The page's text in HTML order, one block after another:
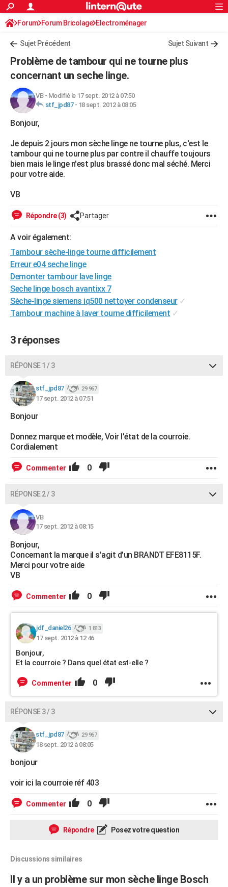
ACTUALITÉS
Politique
Société
Faits Divers
Education
Monde
Villes
+
FINANCE
Retraite
Impôts
Epargne
Immobilier
Risques naturels par ville
Banque
Assurance
Crédit
AUTO
Essais
Réserver un essai
Citadines
Berlines
SUV
Forum auto
HIGH-TECH
Forum
Aménagement intérieur
Extérieur
Cuisine
Salle de bains
Jardinage
Rangement
WEEK-END
Guides de France
Escapades
Patrimoine
Expositions
Musées
Week-end nature
LIFESTYLE
Art de vivre
Bien-être
Loisirs
Mode
Modes de vie
SANTE
Alimentation
Guide de la santé
Maladies
Médicaments
Sommeil
VOYAGE
Destinations
City break
Voyage nature
Voyage de noces
Forum
Climat
+PHOTO
GUIDES D'ACHAT
BONS PLANS
CARTE DE VOEUX
Dictionnaire
Biographies
Citations
Expressions
Proverbes
PROGRAMME TV
COPAINS D'AVANT
S'inscrire
Se connecter
Lycées
Collèges
Primaires
Universités
Entreprises
Service militaire
Avis de recherche
AVIS DE DÉCÈS
FORUM
S'inscrire
Connexion
Forum Forum Bricolage Electroménager
Sujet Précédent Sujet Suivant
Problème de tambour qui ne tourne plus
concernant un seche linge.
VB- Modifié le 17 sept. 2012 à 07:50
stf_jpd87- 18 sept. 2012 à 08:05
Bonjour,
Je depuis 2 jours mon sèche linge ne tourne plus, c'est le
tambour qui ne tourne plus par contre il chauffe toujours
bien mais le linge n'est plus brassé donc mal séché. Merci
pour votre aide.
VB
Répondre (3) Partager
A voir également:
Tambour sèche-linge tourne difficilement
Erreur e04 seche linge
Demonter tambour lave linge
Seche linge bosch avantixx 7
Sèche-linge siemens iq500 nettoyer condenseur ✓
Tambour machine à laver tourne difficilement ✓
3 réponses
RÉPONSE 1 / 3
stf_jpd87 29 967
17 sept. 2012 à 07:51
Bonjour
Donnez marque et modèle, Voir l'état de la courroie.
Cordialement
Commenter 0
RÉPONSE 2 / 3
VB
17 sept. 2012 à 08:15
Bonjour,
Concernant la marque il s'agit d'un BRANDT EFE8115F.
Merci pour votre aide
VB
Commenter 0
jdf_daniel26 1 813
17 sept. 2012 à 12:46
Bonjour,
Et la courroie ? Dans quel état est-elle ?
Commenter 0
RÉPONSE 3 / 3
stf_jpd87 29 967
18 sept. 2012 à 08:05
bonjour
voir ici la courroie réf 403
Commenter 0
Répondre Posez votre question
Discussions similaires
Il y a un problème sur mon sèche linge Bosch